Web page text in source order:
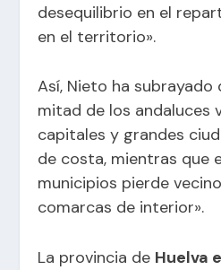
desequilibrio en el
en el territorio».
Así, Nieto ha subrayado
mitad de los andaluces
capitales y grandes
de costa, mientras que
municipios pierde
comarcas de interior».
La provincia de Huelva